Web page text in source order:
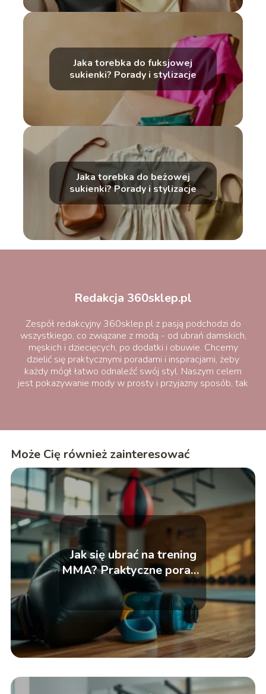
Jaka torebka do fuksjowej
sukienki? Porady i stylizacje
Jaka torebka do beżowej
sukienki? Porady i stylizacje
Redakcja 360sklep.pl
Zespół redakcyjny 360sklep.pl z pasją podchodzi do
wszystkiego, co związane z modą - od ubrań damskich,
męskich i dziecięcych, po dodatki i obuwie. Chcemy
dzielić się praktycznymi poradami i inspiracjami, żeby
każdy mógł łatwo odnaleźć swój styl. Naszym celem
jest pokazywanie mody w prosty i przyjazny sposób, tak
Może Cię również zainteresować
Jak się ubrać na trening
MMA? Praktyczne porady
dla początkujących